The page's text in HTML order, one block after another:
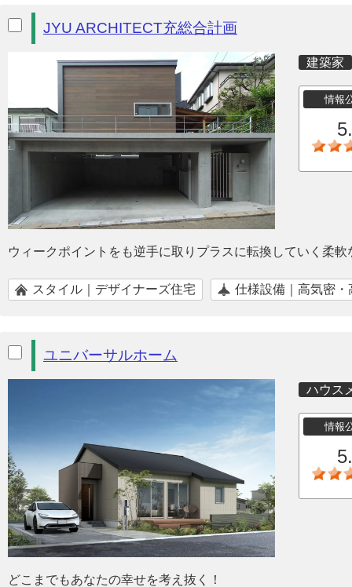
JYU ARCHITECT充総合計画
建築家
情報
ウィークポイントをも逆手に取りプラスに転換していく柔
スタイル｜デザイナーズ住宅 仕様設備｜高気密・
ユニバーサルホーム
ハウス
情報
どこまでもあなたの幸せを考え抜く！